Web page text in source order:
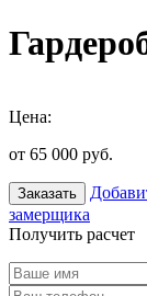
Цена:
от 65 000 руб.
Заказать
замерщика
Получить расчет